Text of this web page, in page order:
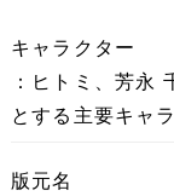
キャラクター
：ヒトミ、芳永
とする主要キャ
版元名